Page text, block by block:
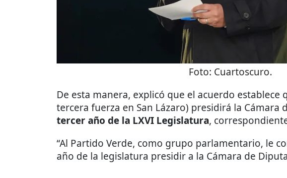
Foto: Cuartoscuro.
De esta manera, explicó que el acuerdo establece
tercera fuerza en San Lázaro) presidirá la Cámara
tercer año de la LXVI Legislatura,
“Al Partido Verde, como grupo parlamentario, le
año de la legislatura presidir a la Cámara de